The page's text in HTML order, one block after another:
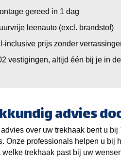
gereed in 1 dag
leenauto (excl. brandstof)
inclusive prijs zonder
vestigingen, altijd één bij je in
advies
over uw trekhaak bent u
Onze professionals helpen u bij
welke trekhaak past bij uw